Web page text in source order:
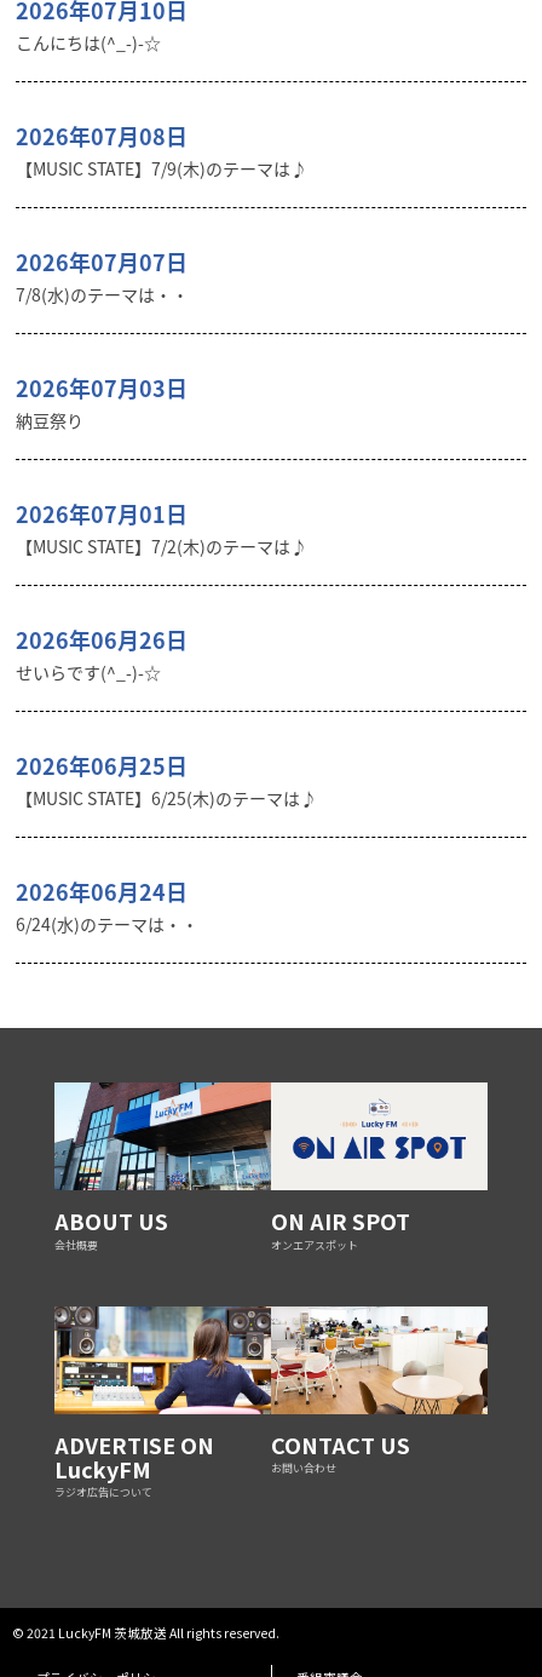
2026年07月10日
こんにちは(^_-)-☆
2026年07月08日
【MUSIC STATE】7/9(木)のテーマは♪
2026年07月07日
7/8(水)のテーマは・・
2026年07月03日
納豆祭り
2026年07月01日
【MUSIC STATE】7/2(木)のテーマは♪
2026年06月26日
せいらです(^_-)-☆
2026年06月25日
【MUSIC STATE】6/25(木)のテーマは♪
2026年06月24日
6/24(水)のテーマは・・
ABOUT US
会社概要
ON AIR SPOT
オンエアスポット
ADVERTISE ON
LuckyFM
ラジオ広告について
CONTACT US
お問い合わせ
© 2021 LuckyFM 茨城放送 All rights reserved.